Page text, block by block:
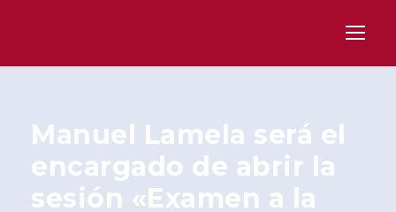
Manuel Lamela será el
encargado de abrir la
sesión «Examen a la